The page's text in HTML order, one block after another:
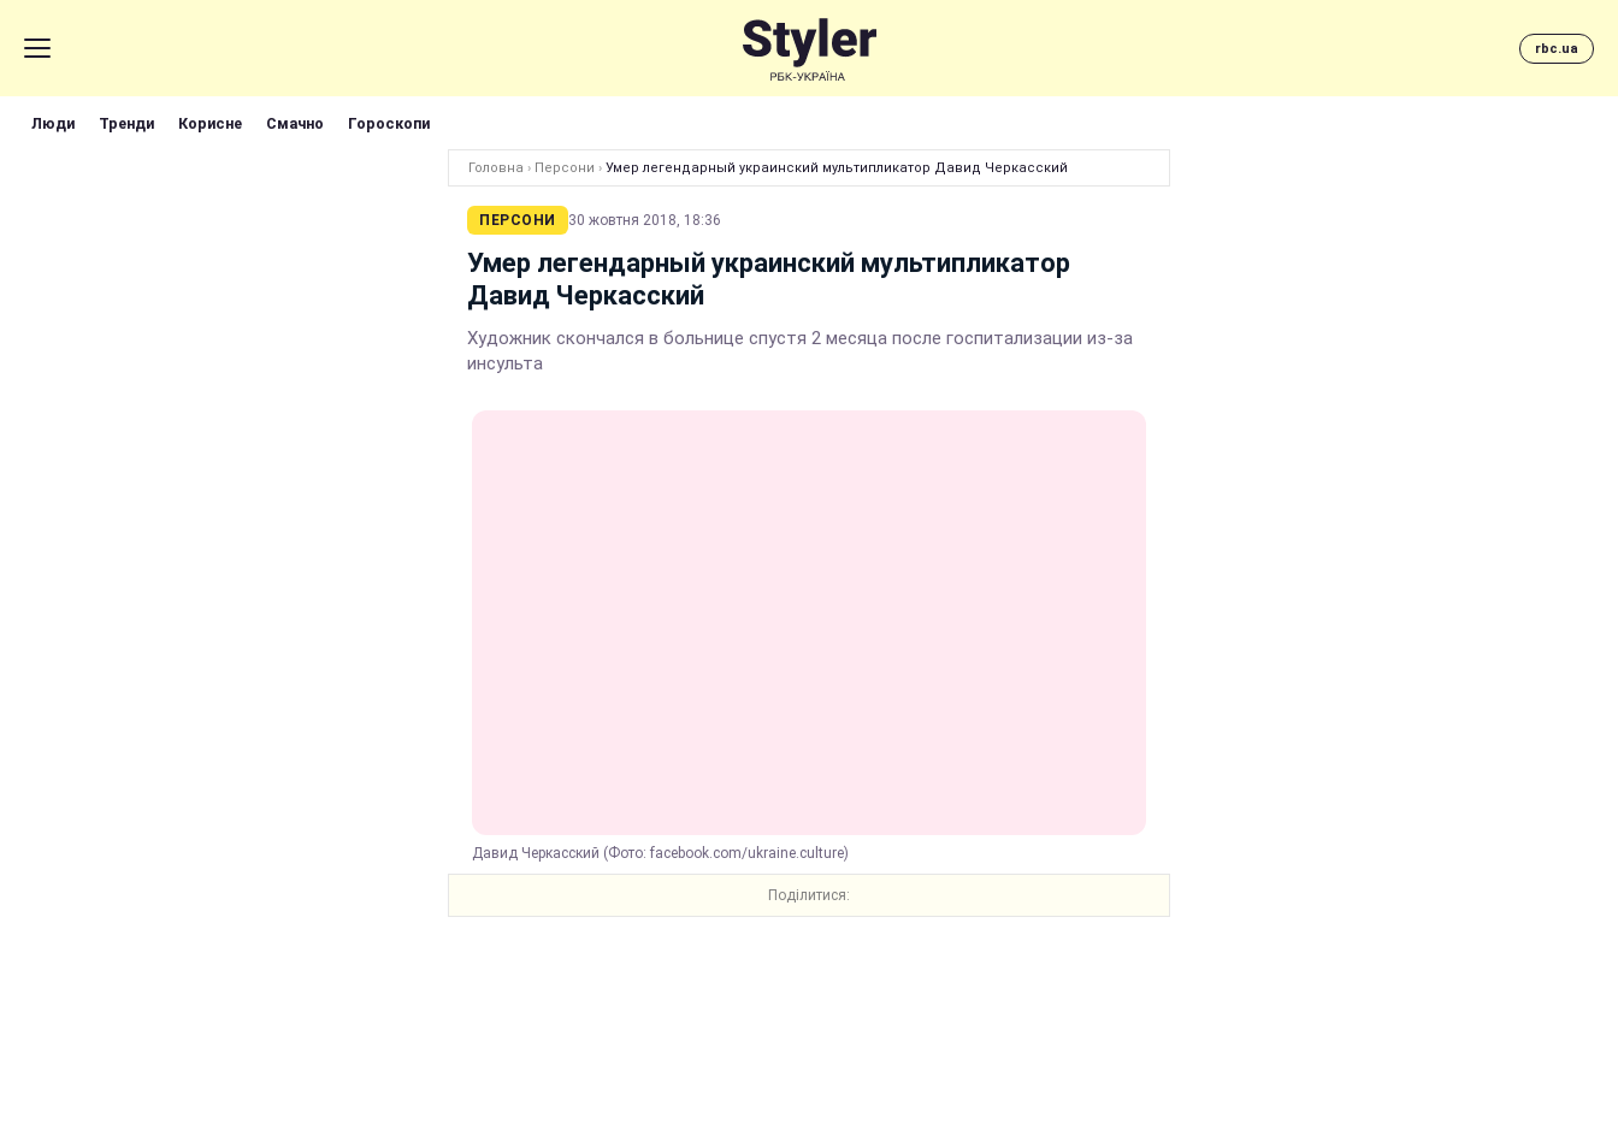
rbc.ua
Люди Тренди Корисне Смачно Гороскопи
Головна › Персони › Умер легендарный украинский мультипликатор Давид Черкасский
ПЕРСОНИ 30 жовтня 2018, 18:36
Умер легендарный украинский мультипликатор
Давид Черкасский
Художник скончался в больнице спустя 2 месяца после госпитализации из-за
инсульта
Давид Черкасский (Фото: facebook.com/ukraine.culture)
Поділитися: